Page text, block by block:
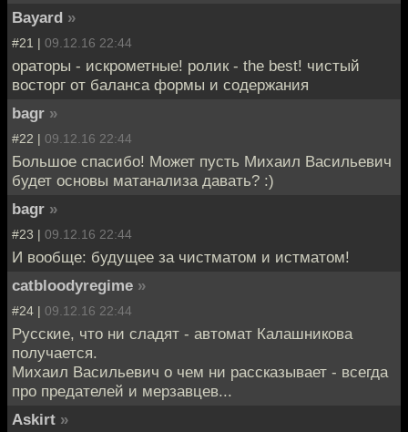
Bayard »
#21 | 09.12.16 22:44
ораторы - искрометные! ролик - the best! чистый
восторг от баланса формы и содержания
bagr »
#22 | 09.12.16 22:44
Большое спасибо! Может пусть Михаил Васильевич
будет основы матанализа давать? :)
bagr »
#23 | 09.12.16 22:44
И вообще: будущее за чистматом и истматом!
catbloodyregime »
#24 | 09.12.16 22:44
Русские, что ни сладят - автомат Калашникова
получается.
Михаил Васильевич о чем ни рассказывает - всегда
про предателей и мерзавцев...
Askirt »